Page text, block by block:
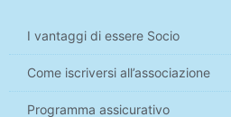
I vantaggi di essere Socio
Come iscriversi all’associazione
Programma assicurativo